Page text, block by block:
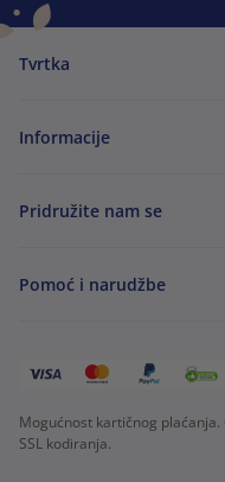
Tvrtka
Informacije
Pridružite nam se
Pomoć i narudžbe
Mogućnost kartičnog
SSL kodiranja.